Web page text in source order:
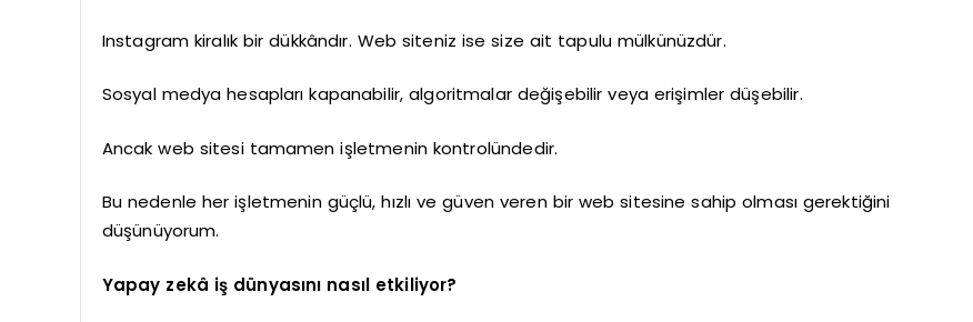
Instagram kiralık bir dükkândır. Web siteniz ise size ait tapulu mülkünüzdür.
Sosyal medya hesapları kapanabilir, algoritmalar değişebilir veya erişimler düşebilir.
Ancak web sitesi tamamen işletmenin kontrolündedir.
Bu nedenle her işletmenin güçlü, hızlı ve güven veren bir web sitesine sahip olması gerektiğini
düşünüyorum.
Yapay zekâ iş dünyasını nasıl etkiliyor?